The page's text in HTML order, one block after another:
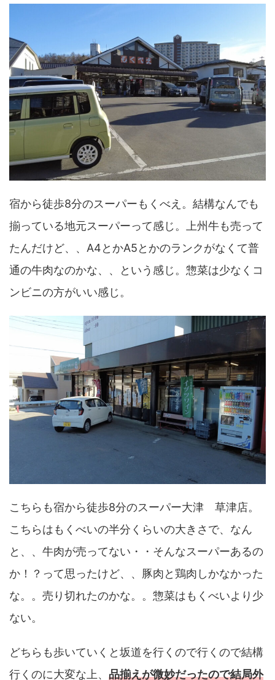
宿から徒歩8分のスーパーもくべえ。結構なんでも
揃っている地元スーパーって感じ。上州牛も売って
たんだけど、、A4とかA5とかのランクがなくて普
通の牛肉なのかな、、という感じ。惣菜は少なくコ
ンビニの方がいい感じ。
こちらも宿から徒歩8分のスーパー大津 草津店。
こちらはもくべいの半分くらいの大きさで、なん
と、、牛肉が売ってない・・そんなスーパーあるの
か！？って思ったけど、、豚肉と鶏肉しかなかった
な。。売り切れたのかな。。惣菜はもくべいより少
ない。
どちらも歩いていくと坂道を行くので行くので結構
行くのに大変な上、 品揃えが微妙だったので結局外